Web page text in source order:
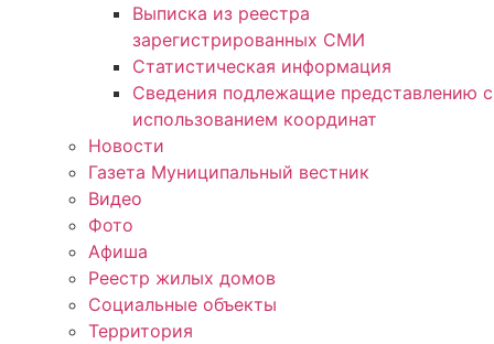
Выписка из реестра
зарегистрированных СМИ
Статистическая информация
Сведения подлежащие представлению с
использованием координат
Новости
Газета Муниципальный вестник
Видео
Фото
Афиша
Реестр жилых домов
Социальные объекты
Территория